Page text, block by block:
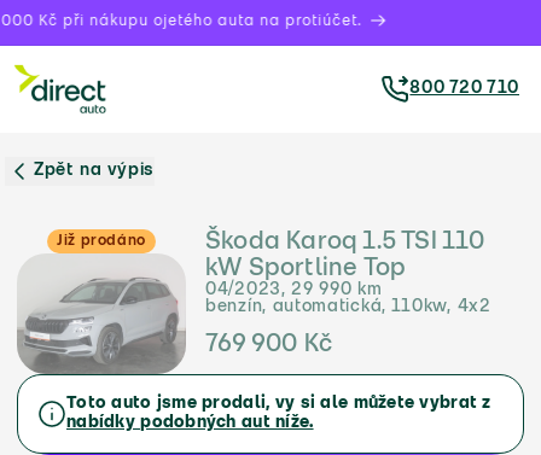
Kč při nákupu ojetého auta na protiúčet.
800 720 710
Zpět na výpis
Již prodáno
Škoda Karoq 1.5 TSI 110
kW Sportline Top
04/2023, 29 990 km
benzín, automatická, 110kw, 4x2
769 900 Kč
Toto auto jsme prodali, vy si ale můžete vybrat z
nabídky podobných aut níže.